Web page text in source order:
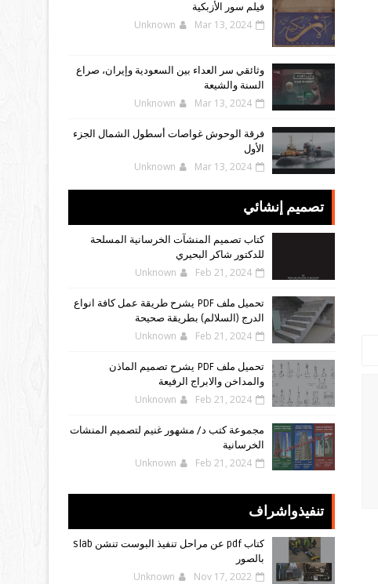
فيلم سور الأزبكية
Unknown Mar 13, 2024
وثائقي سر العداء بين السعودية وإيران، صراع
السنة والشيعة
Unknown Mar 13, 2024
فرقة الوحوش غواصات أسطول الشمال الجزء
الأول
Unknown Mar 13, 2024
تصميم إنشائي
كتاب تصميم المنشآت الخرسانية المسلحة
للدكتور شاكر البحيري
Unknown Feb 21, 2024
تحميل ملف PDF يشرح طريقة عمل كافة انواع
الدرج (السلالم) بطريقة صحيحة
Unknown Feb 21, 2024
تحميل ملف PDF يشرح تصميم الماذن
والمداخن والابراج الرفيعة
Unknown Feb 21, 2024
مجموعة كتب د/ مشهور غنيم لتصميم المنشات
الخرسانية
Unknown Feb 21, 2024
تنفيذواشراف
كتاب pdf عن مراحل تنفيذ البوست تنشن slab
بالصور
Unknown Nov 17, 2022